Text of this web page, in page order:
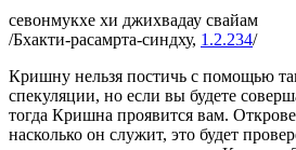
севонмукхе хи джихвадау свайам
/Бхакти-расамрта-синдху, 1.2.234/
Кришну нельзя постичь с помощью
спекуляции, но если вы будете
тогда Кришна проявится вам.
насколько он служит, это будет